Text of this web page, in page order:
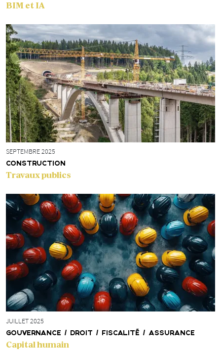
BIM et IA
SEPTEMBRE 2025
CONSTRUCTION
Travaux publics
JUILLET 2025
GOUVERNANCE / DROIT / FISCALITÉ / ASSURANCE
Capital humain